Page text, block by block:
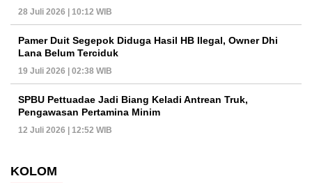
28 Juli 2026 | 10:12 WIB
Pamer Duit Segepok Diduga Hasil HB Ilegal, Owner Dhi
Lana Belum Terciduk
19 Juli 2026 | 02:38 WIB
SPBU Pettuadae Jadi Biang Keladi Antrean Truk,
Pengawasan Pertamina Minim
12 Juli 2026 | 12:52 WIB
KOLOM